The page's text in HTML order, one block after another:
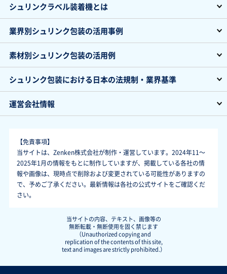
シュリンクラベル装着機とは
業界別シュリンク包装の活用事例
素材別シュリンク包装の活用例
シュリンク包装における日本の法規制・業界基準
運営会社情報
【免責事項】
当サイトは、Zenken株式会社が制作・運営しています。2024年11～
2025年1月の情報をもとに制作していますが、掲載している各社の情
報や画像は、現時点で削除および変更されている可能性がありますの
で、予めご了承ください。最新情報は各社の公式サイトをご確認くだ
さい。
当サイトの内容、テキスト、画像等の
無断転載・無断使用を固く禁じます
（Unauthorized copying and
replication of the contents of this site,
text and images are strictly prohibited.）